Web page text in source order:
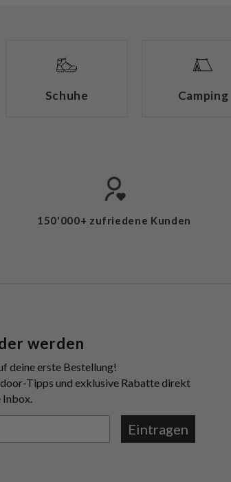
Schuhe Camping
150'000+ zufriedene Kunden
werden
deine erste Bestellung!
Tipps und exklusive Rabatte direkt
Inbox.
Eintragen